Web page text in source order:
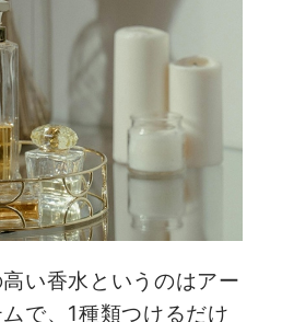
い香水というのはアー
で、1種類つけるだけ